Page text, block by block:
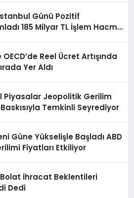
Günü Pozitif
185 Milyar TL İşlem Hacmi
Reel Ücret Artışında
Yer Aldı
Piyasalar Jeopolitik Gerilim
Temkinli Seyrediyor
Güne Yükselişle Başladı ABD
Fiyatları Etkiliyor
İhracat Beklentileri
Dedi